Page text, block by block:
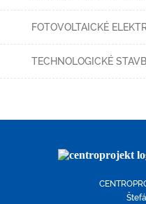
FOTOVOLTAICKÉ
TECHNOLOGICKÉ